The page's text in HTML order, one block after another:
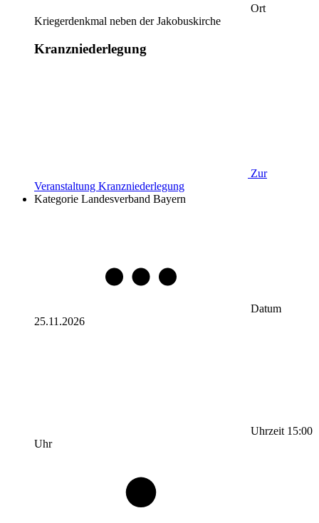
Ort
Kriegerdenkmal neben der Jakobuskirche
Kranzniederlegung
Zur
Veranstaltung Kranzniederlegung
Kategorie Landesverband Bayern
Datum
25.11.2026
Uhrzeit 15:00
Uhr